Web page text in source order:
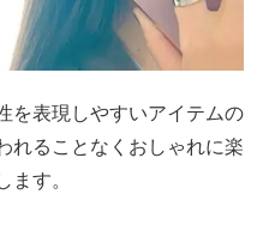
を表現しやすいアイテムの
れることなくおしゃれに楽
ます。